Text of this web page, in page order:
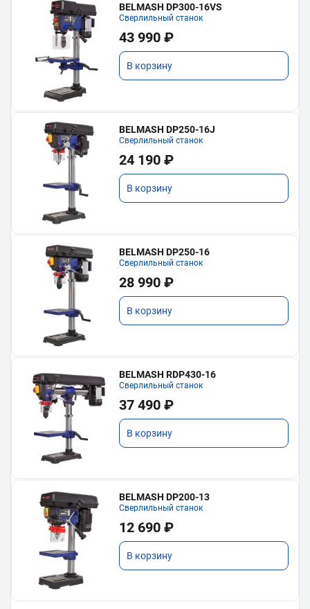
BELMASH DP300-16VS
Сверлильный станок
43 990 ₽
В корзину
BELMASH DP250-16J
Сверлильный станок
24 190 ₽
В корзину
BELMASH DP250-16
Сверлильный станок
28 990 ₽
В корзину
BELMASH RDP430-16
Сверлильный станок
37 490 ₽
В корзину
BELMASH DP200-13
Сверлильный станок
12 690 ₽
В корзину